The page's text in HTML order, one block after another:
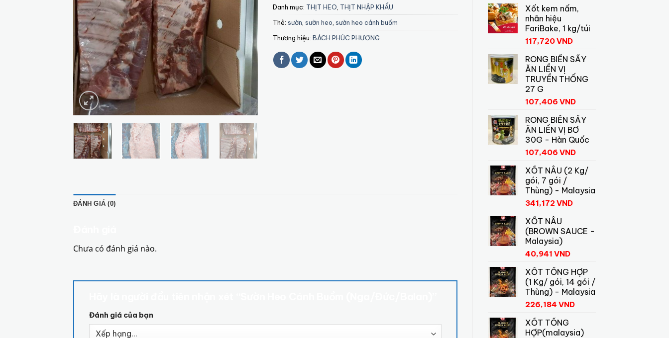
Xốt kem nấm,
nhãn hiệu
FariBake, 1 kg/túi
117,720VND
RONG BIỂN SẤY
ĂN LIỀN VỊ
TRUYỀN THỐNG
27 G
107,406 VND
RONG BIỂN SẤY
ĂN LIỀN VỊ BƠ
30G - Hàn Quốc
107,406 VND
XỐT NÂU (2 Kg/
gói, 7 gói /
Thùng) - Malaysia
341,172 VND
XỐT NÂU
(BROWN SAUCE -
Malaysia)
40,941 VND
XỐT TỔNG HỢP
(1 Kg/ gói, 14 gói /
Thùng) - Malaysia
226,184 VND
XỐT TỔNG
HỢP(malaysia)
Danh mục: THỊT HEO THỊT NHẬP KHẨU
Thẻ: sườn sườn heo sườn heo cánh buồm
Thương hiệu: BÁCH PHÚC PHƯƠNG
ĐÁNH GIÁ (0)
Chưa có đánh giá nào.
Đánh giá của bạn